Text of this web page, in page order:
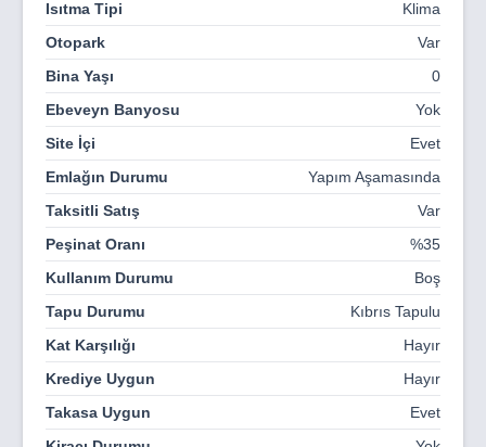
3. Etap: Bloklar 7-8-9
🗓 Teslim: Haziran 2029
Bir Yaşam Tarzı Olarak Venedik
Özenle planlanmış kanal ağı ve yürüyüş yolları
Venedik temalı kafeler, restoranlar, butik mağazalar
Tesis içinde otel hizmetleri ve concierge ayrıcalıkları
Ücretsiz plaj servisiyle, Long Beach’e sadece 1.5 km
Dağ ve deniz manzarasına hâkim eşsiz konum
Gelişen İskele bölgesinde yüksek prim potansiyeli
Venedik'te Yaşam: Her Güne Tatil Gibi Bir Başlangıç
Hayal edin... Sabahları kanallar boyunca yürüyüş yapıyor,
öğleden sonra denize nazır bir kafede kahvenizi
Isıtma Tipi
Klima
Otopark
Var
Bina Yaşı
0
Ebeveyn Banyosu
Yok
Site İçi
Evet
Emlağın Durumu
Yapım Aşamasında
Taksitli Satış
Var
Peşinat Oranı
%35
Kullanım Durumu
Boş
Tapu Durumu
Kıbrıs Tapulu
Kat Karşılığı
Hayır
Krediye Uygun
Hayır
Takasa Uygun
Evet